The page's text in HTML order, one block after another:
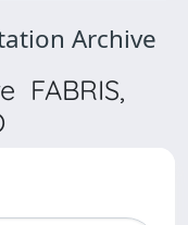
Archive
FABRIS,